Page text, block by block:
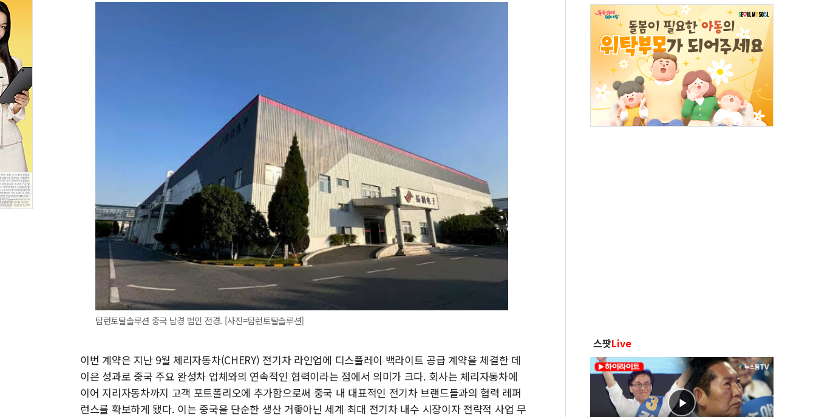
탑런토탈솔루션 중국 남경 법인 전경. [사진=탑런토탈솔루션]
이번 계약은 지난 9월 체리자동차(CHERY) 전기차 라인업에 디스플레이 백라이트 공급 계약을 체결한 데
이은 성과로 중국 주요 완성차 업체와의 연속적인 협력이라는 점에서 의미가 크다. 회사는 체리자동차에
이어 지리자동차까지 고객 포트폴리오에 추가함으로써 중국 내 대표적인 전기차 브랜드들과의 협력 레퍼
런스를 확보하게 됐다. 이는 중국을 단순한 생산 거좋아닌 세계 최대 전기차 내수 시장이자 전략적 사업 무
스팟Live